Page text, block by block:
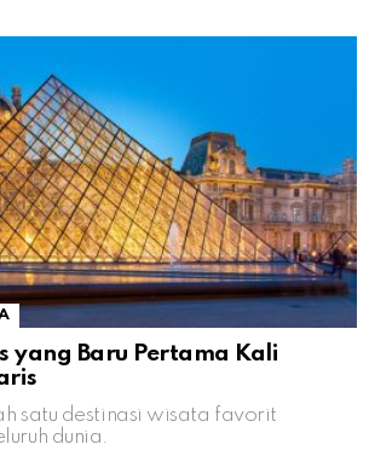
yang Baru Pertama Kali
satu destinasi wisata favorit
dunia.